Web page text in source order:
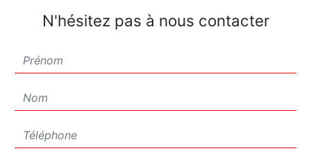
N'hésitez pas à nous contacter